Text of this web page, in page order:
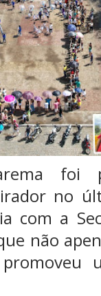
foi
no
com a
não